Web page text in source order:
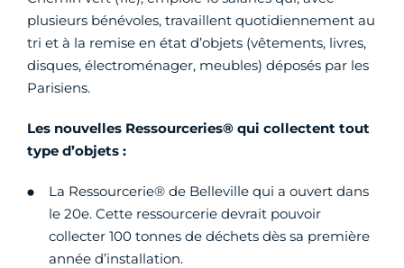
plusieurs bénévoles, travaillent quotidiennement au
tri et à la remise en état d’objets (vêtements, livres,
disques, électroménager, meubles) déposés par les
Parisiens.
Les nouvelles Ressourceries® qui collectent tout
type d’objets :
La Ressourcerie® de Belleville qui a ouvert dans
le 20e. Cette ressourcerie devrait pouvoir
collecter 100 tonnes de déchets dès sa première
année d’installation.